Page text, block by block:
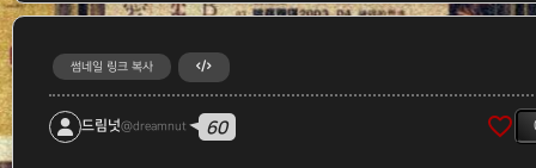
썸네일 링크 복사
드림넛@dreamnut 60 favorite_border